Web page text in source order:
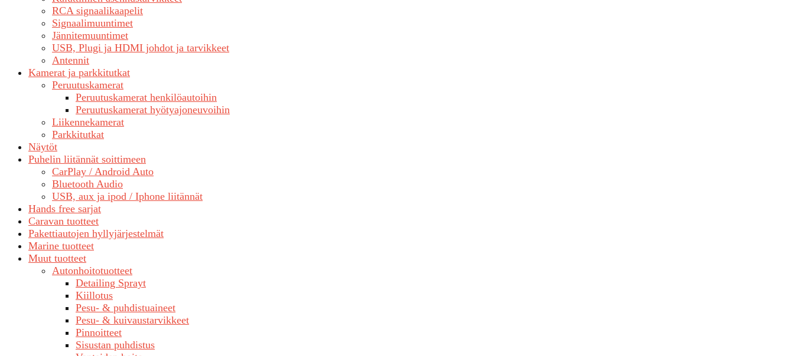
RCA signaalikaapelit
Signaalimuuntimet
Jännitemuuntimet
USB, Plugi ja HDMI johdot ja tarvikkeet
Antennit
Kamerat ja parkkitutkat
Peruutuskamerat
Peruutuskamerat henkilöautoihin
Peruutuskamerat hyötyajoneuvoihin
Liikennekamerat
Parkkitutkat
Näytöt
Puhelin liitännät soittimeen
CarPlay / Android Auto
Bluetooth Audio
USB, aux ja ipod / Iphone liitännät
Hands free sarjat
Caravan tuotteet
Pakettiautojen hyllyjärjestelmät
Marine tuotteet
Muut tuotteet
Autonhoitotuotteet
Detailing Sprayt
Kiillotus
Pesu- & puhdistuaineet
Pesu- & kuivaustarvikkeet
Pinnoitteet
Sisustan puhdistus